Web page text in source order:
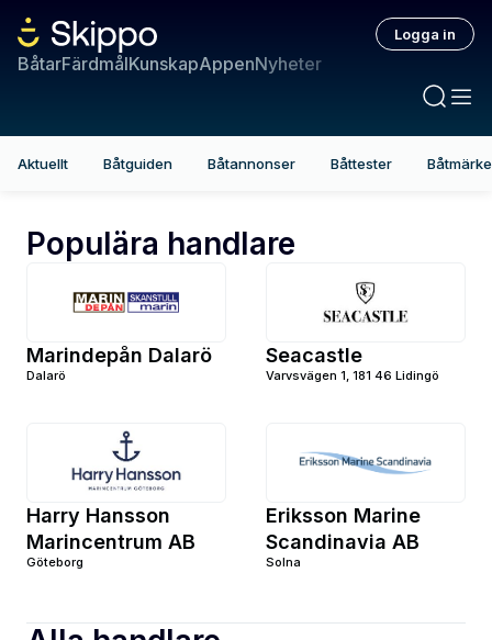
BåtarFärdmålKunskapAppenNyheter
Logga in
Aktuellt Båtguiden Båtannonser Båttester
Populära handlare
Marindepån Dalarö
Dalarö
Seacastle
Varvsvägen 1, 181 46 Lidingö
Harry Hansson
Marincentrum AB
Göteborg
Eriksson Marine
Scandinavia AB
Solna